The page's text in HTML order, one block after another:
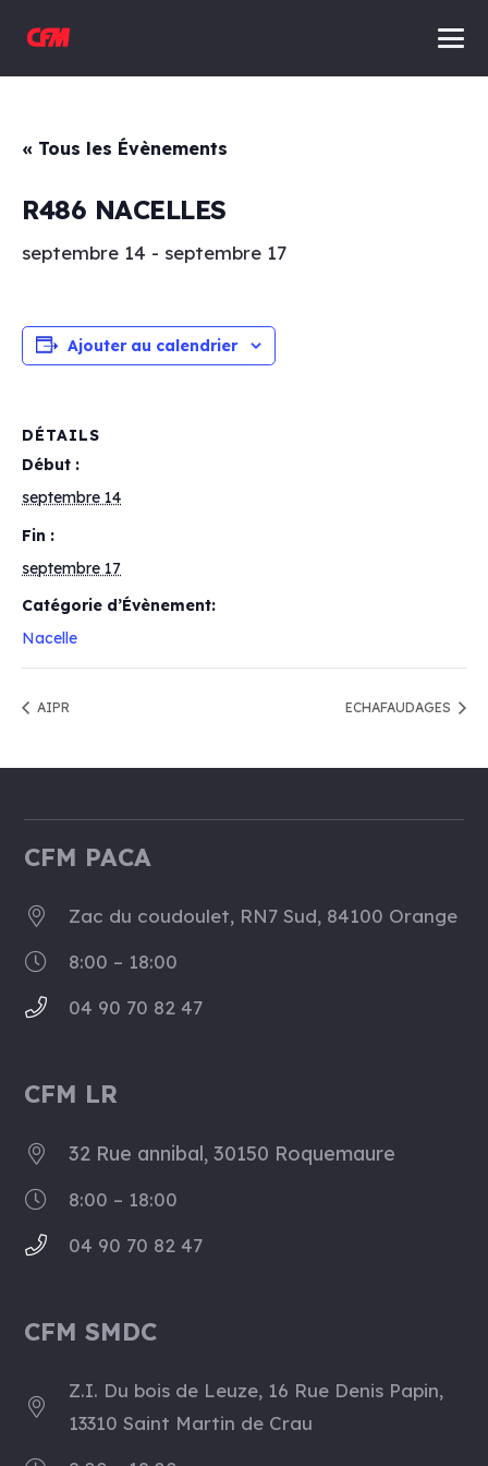
« Tous les Évènements
R486 NACELLES
septembre 14 - septembre 17
Ajouter au calendrier
DÉTAILS
Début :
septembre 14
Fin :
septembre 17
Catégorie d’Évènement:
Nacelle
AIPR ECHAFAUDAGES
CFM PACA
Zac du coudoulet, RN7 Sud, 84100 Orange
8:00 – 18:00
04 90 70 82 47
CFM LR
32 Rue annibal, 30150 Roquemaure
8:00 – 18:00
04 90 70 82 47
CFM SMDC
Z.I. Du bois de Leuze, 16 Rue Denis Papin,
13310 Saint Martin de Crau